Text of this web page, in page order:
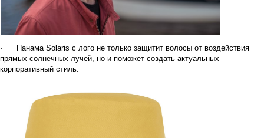
· Панама Solaris с лого не только защитит волосы от воздействия
прямых солнечных лучей, но и поможет создать актуальных
корпоративный стиль.